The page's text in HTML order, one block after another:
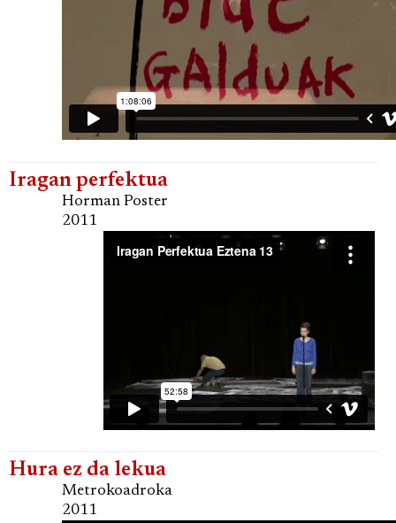
Iragan perfektua
Horman Poster
2011
Hura ez da lekua
Metrokoadroka
2011